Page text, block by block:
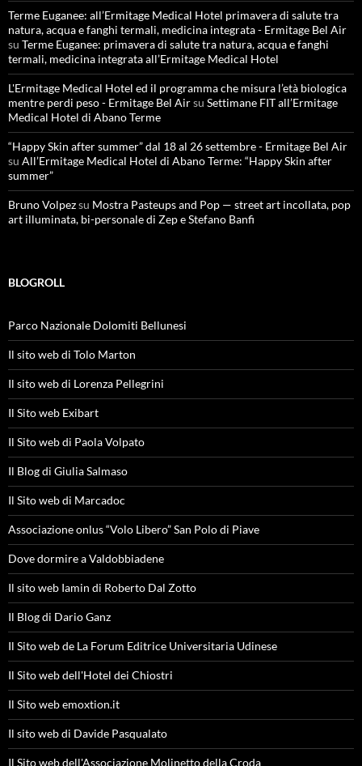
Terme Euganee: all’Ermitage Medical Hotel primavera di salute tra
natura, acqua e fanghi termali, medicina integrata - Ermitage Bel Air
su Terme Euganee: primavera di salute tra natura, acqua e fanghi
termali, medicina integrata all’Ermitage Medical Hotel
L'Ermitage Medical Hotel ed il programma che misura l’età biologica
mentre perdi peso - Ermitage Bel Airsu Settimane FIT all’Ermitage
Medical Hotel di Abano Terme
“Happy Skin after summer” dal 18 al 26 settembre - Ermitage Bel Air
su All’Ermitage Medical Hotel di Abano Terme: “Happy Skin after
summer”
Bruno Volpezsu Mostra Pasteups and Pop — street art incollata, pop
art illuminata, bi-personale di Zep e Stefano Banfi
BLOGROLL
Parco Nazionale Dolomiti Bellunesi
Il sito web di Tolo Marton
Il sito web di Lorenza Pellegrini
Il Sito web Exibart
Il Sito web di Paola Volpato
Il Blog di Giulia Salmaso
Il Sito web di Marcadoc
Associazione onlus “Volo Libero” San Polo di Piave
Dove dormire a Valdobbiadene
Il sito web Iamin di Roberto Dal Zotto
Il Blog di Dario Ganz
Il Sito web de La Forum Editrice Universitaria Udinese
Il Sito web dell'Hotel dei Chiostri
Il Sito web emoxtion.it
Il sito web di Davide Pasqualato
Il Sito web dell'Associazione Molinetto della Croda